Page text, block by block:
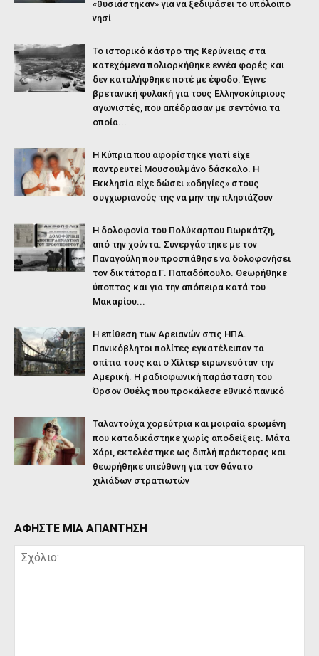
«θυσιάστηκαν» για να ξεδιψάσει το υπόλοιπο
νησί
Το ιστορικό κάστρο της Κερύνειας στα
κατεχόμενα πολιορκήθηκε εννέα φορές και
δεν καταλήφθηκε ποτέ με έφοδο. Έγινε
βρετανική φυλακή για τους Ελληνοκύπριους
αγωνιστές, που απέδρασαν με σεντόνια τα
οποία...
Η Κύπρια που αφορίστηκε γιατί είχε
παντρευτεί Μουσουλμάνο δάσκαλο. Η
Εκκλησία είχε δώσει «οδηγίες» στους
συγχωριανούς της να μην την πλησιάζουν
Η δολοφονία του Πολύκαρπου Γιωρκάτζη,
από την χούντα. Συνεργάστηκε με τον
Παναγούλη που προσπάθησε να δολοφονήσει
τον δικτάτορα Γ. Παπαδόπουλο. Θεωρήθηκε
ύποπτος και για την απόπειρα κατά του
Μακαρίου...
Η επίθεση των Αρειανών στις ΗΠΑ.
Πανικόβλητοι πολίτες εγκατέλειπαν τα
σπίτια τους και ο Χίλτερ ειρωνευόταν την
Αμερική. Η ραδιοφωνική παράσταση του
Όρσον Ουέλς που προκάλεσε εθνικό πανικό
Ταλαντούχα χορεύτρια και μοιραία ερωμένη
που καταδικάστηκε χωρίς αποδείξεις. Μάτα
Χάρι, εκτελέστηκε ως διπλή πράκτορας και
θεωρήθηκε υπεύθυνη για τον θάνατο
χιλιάδων στρατιωτών
ΑΦΗΣΤΕ ΜΙΑ ΑΠΑΝΤΗΣΗ